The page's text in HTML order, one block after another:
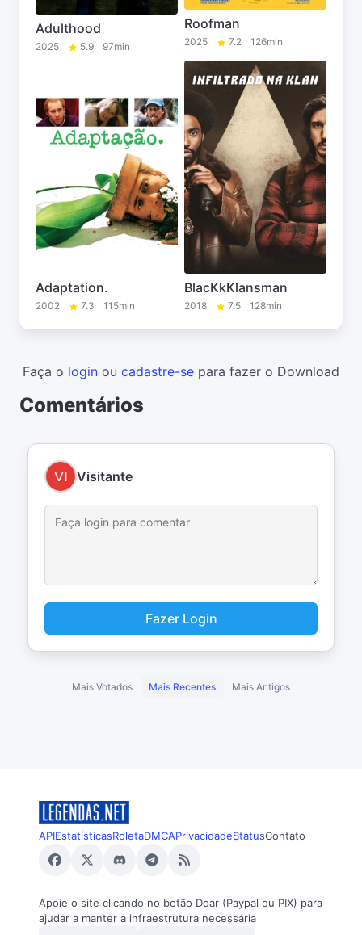
Adulthood
2025 5.9 97min
Roofman
2025 7.2 126min
Adaptation.
2002 7.3 115min
BlacKkKlansman
2018 7.5 128min
Faça o login ou cadastre-se para fazer o Download
Comentários
Visitante
Fazer Login
Mais Votados Mais Recentes Mais Antigos
APIEstatísticasRoletaDMCAPrivacidadeStatusContato
Apoie o site clicando no botão Doar (Paypal ou PIX) para
ajudar a manter a infraestrutura necessária